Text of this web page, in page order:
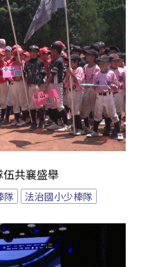
伍共襄盛舉
隊 法治國小少棒隊